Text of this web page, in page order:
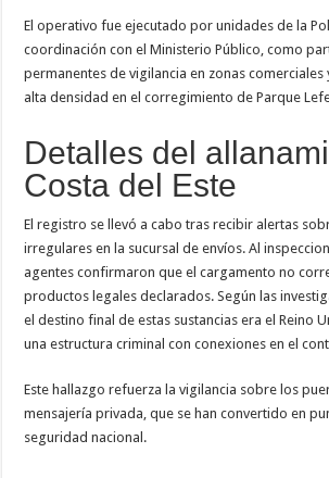
El operativo fue ejecutado por unidades de la
coordinación con el Ministerio Público, como
permanentes de vigilancia en zonas comerciales
alta densidad en el corregimiento de Parque
Detalles del
Costa del Este
El registro se llevó a cabo tras recibir alertas
irregulares en la sucursal de envíos. Al
agentes confirmaron que el cargamento no
productos legales declarados. Según las
el destino final de estas sustancias era el Reino
una estructura criminal con conexiones en el
Este hallazgo refuerza la vigilancia sobre los
mensajería privada, que se han convertido en
seguridad nacional.